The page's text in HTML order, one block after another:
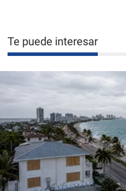
Te puede interesar